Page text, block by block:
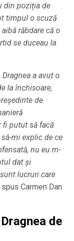
din poziția de
timpul o scuză
răbdare că o
se duceau la
a avut o
la închisoare,
de
fi putut să facă
mi explic de ce
nu eu m-
dat și
lucruri care
spus Carmen Dan
de